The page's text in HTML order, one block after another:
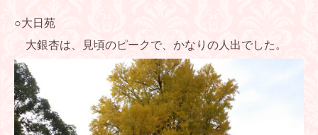
○大日苑
大銀杏は、見頃のピークで、かなりの人出でした。